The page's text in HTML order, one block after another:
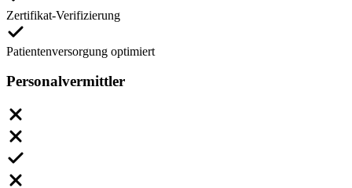
Zertifikat-Verifizierung
Patientenversorgung optimiert
Personalvermittler